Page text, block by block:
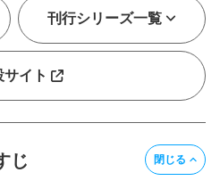
刊行シリーズ一覧
サイト
じ 閉じる